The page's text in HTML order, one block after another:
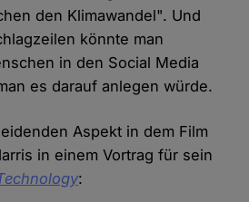
den Klimawandel". Und
könnte man
in den Social Media
es darauf anlegen würde.
Aspekt in dem Film
in einem Vortrag für sein
: